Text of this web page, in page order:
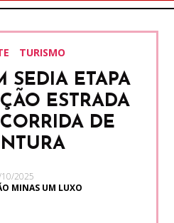
TURISMO
SEDIA ETAPA
ESTRADA
DE
2025
MINAS UM LUXO